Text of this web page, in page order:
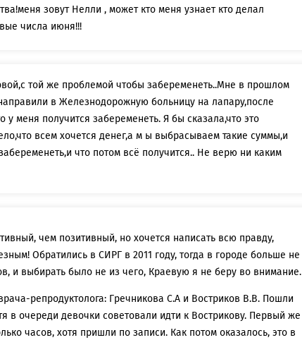
зовут Нелли , может кто меня узнает кто делал
числа июня!!!
той же проблемой чтобы забеременеть..Мне в прошлом
в Железнодорожную больницу на лапару,после
у меня получится забеременеть. Я бы сказала,что это
всем хочется денег,а м ы выбрасываем такие суммы,и
что потом всё получится.. Не верю ни каким
чем позитивный, но хочется написать всю правду,
Обратились в СИРГ в 2011 году, тогда в городе больше не
и выбирать было не из чего, Краевую я не беру во внимание.
репродуктолога: Гречникова С.А и Востриков В.В. Пошли
в очереди девочки советовали идти к Вострикову. Первый же
часов, хотя пришли по записи. Как потом оказалось, это в